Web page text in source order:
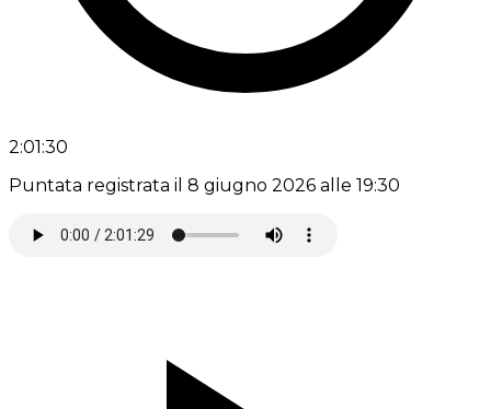
2:01:30
Puntata registrata il 8 giugno 2026 alle 19:30